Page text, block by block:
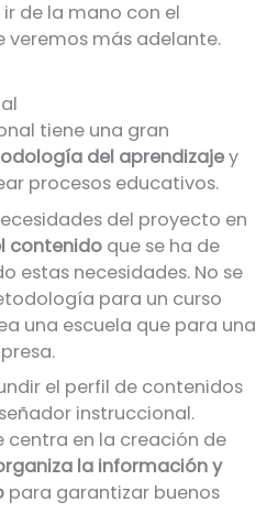
de la mano con el
veremos más adelante.
tiene una gran
del aprendizajey
procesos educativos.
del proyecto en
contenido que se ha de
estas necesidades. No se
para un curso
una escuela que para una
el perfil de contenidos
instruccional.
centra en la creación de
la información y
para garantizar buenos